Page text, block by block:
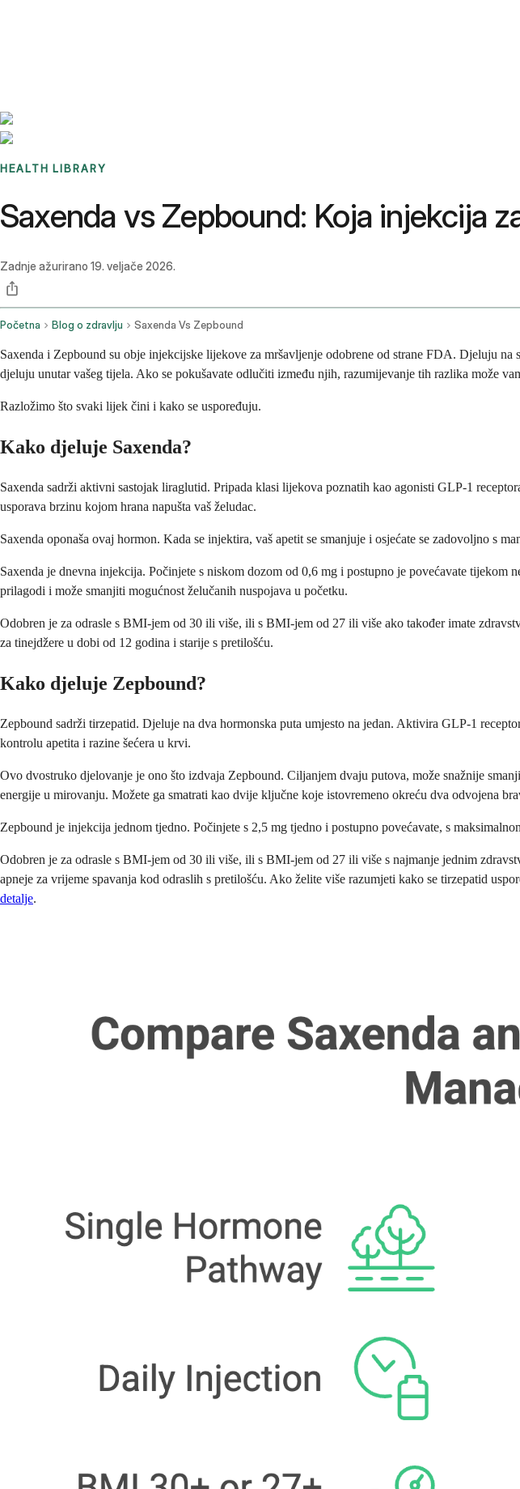
HEALTH LIBRARY
Saxenda vs Zepbound: Koja injekcija
Zadnje ažurirano 19. veljače 2026.
Početna Blog o zdravlju Saxenda Vs Zepbound
Saxenda i Zepbound su obje injekcijske lijekove za mršavljenje odobrene od strane FDA. Djeluju
djeluju unutar vašeg tijela. Ako se pokušavate odlučiti između njih, razumijevanje tih razlika može
Razložimo što svaki lijek čini i kako se uspoređuju.
Kako djeluje Saxenda?
Saxenda sadrži aktivni sastojak liraglutid. Pripada klasi lijekova poznatih kao agonisti GLP-1
usporava brzinu kojom hrana napušta vaš želudac.
Saxenda oponaša ovaj hormon. Kada se injektira, vaš apetit se smanjuje i osjećate se zadovoljno s
Saxenda je dnevna injekcija. Počinjete s niskom dozom od 0,6 mg i postupno je povećavate
prilagodi i može smanjiti mogućnost želučanih nuspojava u početku.
Odobren je za odrasle s BMI-jem od 30 ili više, ili s BMI-jem od 27 ili više ako također imate
za tinejdžere u dobi od 12 godina i starije s pretilošću.
Kako djeluje Zepbound?
Zepbound sadrži tirzepatid. Djeluje na dva hormonska puta umjesto na jedan. Aktivira GLP-1
kontrolu apetita i razine šećera u krvi.
Ovo dvostruko djelovanje je ono što izdvaja Zepbound. Ciljanjem dvaju putova, može snažnije
energije u mirovanju. Možete ga smatrati kao dvije ključne koje istovremeno okreću dva odvojena
Zepbound je injekcija jednom tjedno. Počinjete s 2,5 mg tjedno i postupno povećavate, s
Odobren je za odrasle s BMI-jem od 30 ili više, ili s BMI-jem od 27 ili više s najmanje jednim
apneje za vrijeme spavanja kod odraslih s pretilošću. Ako želite više razumjeti kako se tirzepatid
detalje.